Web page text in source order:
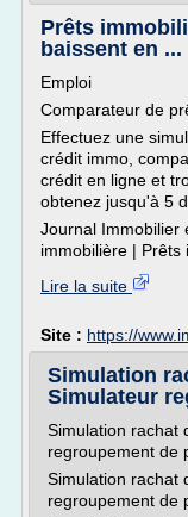
Prêts
baissent en ...
Emploi
Comparateur de
Effectuez une
crédit immo,
crédit en ligne et
obtenez jusqu'à 5
Journal Immobilier
immobilière | Prêts
Lire la suite
Site : https://
Simulation
Simulateur
Simulation rachat
regroupement de
Simulation rachat
regroupement de